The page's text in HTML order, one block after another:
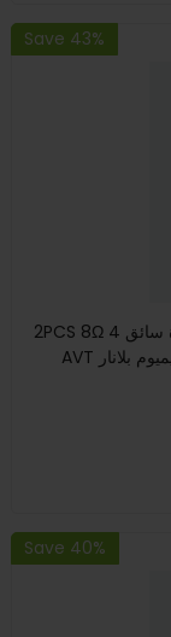
Save 43%
2PCS 8Ω 4 بوصة هاي فاي ريبون تويتر سوبر لود سبيكر وحدة سائق
Save 40%